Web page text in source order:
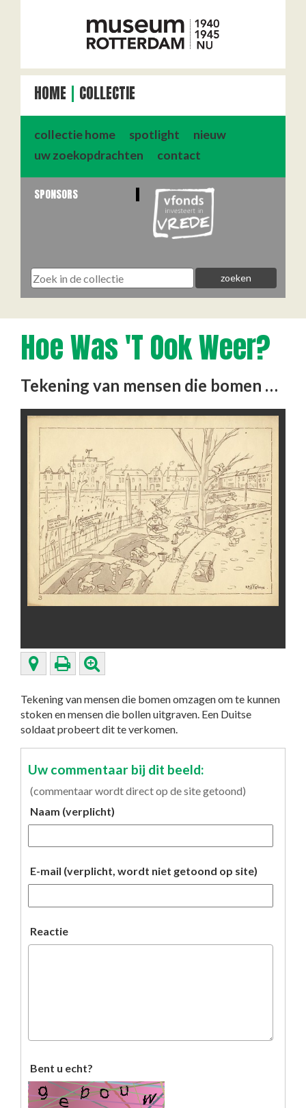
HOME COLLECTIE
collectie home spotlight
nieuw
uw zoekopdrachten
contact
SPONSORS
Hoe Was 't Ook Weer?
Tekening van mensen die bomen omzagen om te kunnen stoken en mensen die bollen uitgraven. Een Duitse soldaat probeert …
Tekening van mensen die bomen omzagen om te kunnen
stoken en mensen die bollen uitgraven. Een Duitse
soldaat probeert dit te verkomen.
Uw commentaar bij dit beeld:
(commentaar wordt direct op de site getoond)
Naam (verplicht)
E-mail (verplicht, wordt niet getoond op site)
Reactie
Bent u echt?